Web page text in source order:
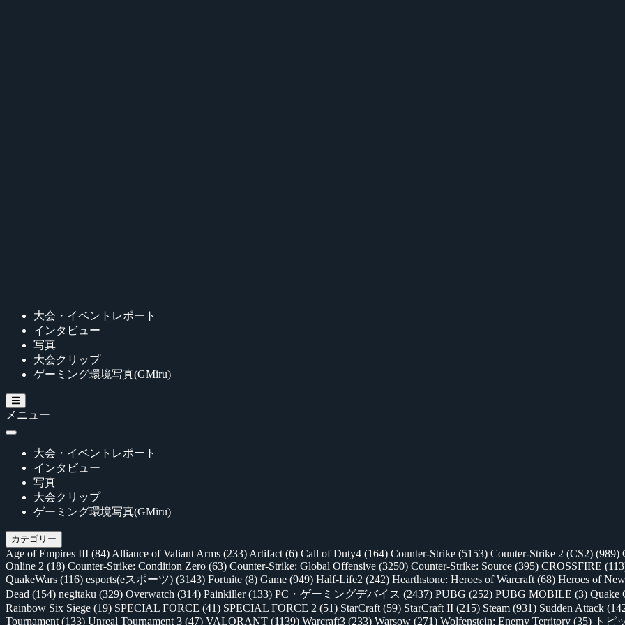
大会・イベントレポート
インタビュー
写真
大会クリップ
ゲーミング環境写真(GMiru)
メニュー
大会・イベントレポート
インタビュー
写真
大会クリップ
ゲーミング環境写真(GMiru)
カテゴリー
Age of Empires III (84) Alliance of Valiant Arms (233) Artifact (6) Call of Duty4 (164) Counter-Strike (5153) Counter-Strike 2 (CS2) (989)
Online 2 (18) Counter-Strike: Condition Zero (63) Counter-Strike: Global Offensive (3250) Counter-Strike: Source (395) CROSSFIRE
QuakeWars (116) esports(eスポーツ) (3143) Fortnite (8) Game (949) Half-Life2 (242) Hearthstone: Heroes of Warcraft (68) Heroes of
Dead (154) negitaku (329) Overwatch (314) Painkiller(133) PC・ゲーミングデバイス (2437) PUBG (252) PUBG MOBILE (3) Quake
Rainbow Six Siege (19) SPECIAL FORCE (41) SPECIAL FORCE 2 (51) StarCraft (59) StarCraft II (215) Steam (931) Sudden Attack
Tournament (133) Unreal Tournament 3 (47) VALORANT (1139) Warcraft3 (233) Warsow (271) Wolfenstein: Enemy Territory (35) トピ